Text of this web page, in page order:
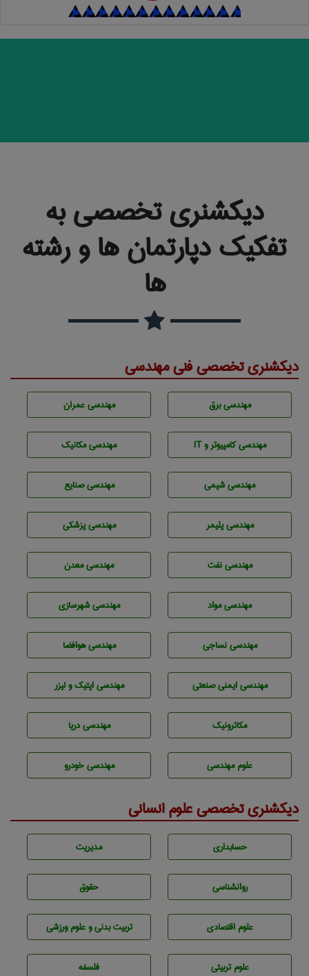
دیکشنری تخصصی به
تفکیک دپارتمان ها و رشته
ها
دیکشنری تخصصی فنی مهندسی
مهندسی برق مهندسی عمران
مهندسی كامپيوتر و IT مهندسی مکانیک
مهندسي شيمی مهندسی صنايع
مهندسی پليمر مهندسی پزشکی
مهندسی نفت مهندسی معدن
مهندسی مواد مهندسی شهرسازی
مهندسي نساجی مهندسی هوافضا
مهندسی ایمنی صنعتی مهندسی اپتیک و لیزر
مکاترونیک مهندسی دریا
علوم مهندسی مهندسی خودرو
دیکشنری تخصصی علوم انسانی
حسابداری مديريت
روانشناسی حقوق
علوم اقتصادی تربيت بدنی و علوم ورزشی
علوم تربيتی فلسفه